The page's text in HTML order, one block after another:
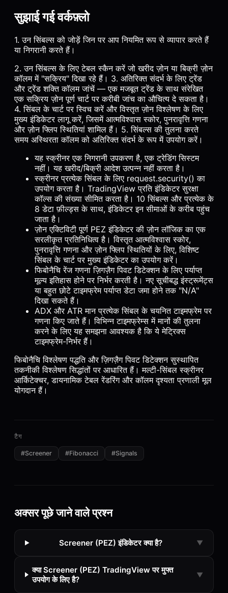
सुझाई गई वर्कफ़्लो
1. उन सिंबल्स को जोड़ें जिन पर आप नियमित रूप से व्यापार करते हैं
या निगरानी करते हैं।
2. उन सिंबल्स के लिए टेबल स्कैन करें जो खरीद ज़ोन या बिक्री ज़ोन
कॉलम में "सक्रिय" दिखा रहे हैं। 3. अतिरिक्त संदर्भ के लिए ट्रेंड
और ट्रेंड शक्ति कॉलम जांचें — एक मजबूत ट्रेंड के साथ संरेखित
एक सक्रिय ज़ोन पूर्ण चार्ट पर करीबी जांच का औचित्य दे सकता है।
4. सिंबल के चार्ट पर स्विच करें और विस्तृत ज़ोन विश्लेषण के लिए
मुख्य इंडिकेटर लागू करें, जिसमें आत्मविश्वास स्कोर, पुनरावृत्ति गणना
और ज़ोन फ्लिप स्थितियां शामिल हैं। 5. सिंबल्स की तुलना करते
समय अस्थिरता कॉलम को अतिरिक्त संदर्भ के रूप में उपयोग करें।
यह स्क्रीनर एक निगरानी उपकरण है, एक ट्रेडिंग सिस्टम
नहीं। यह खरीद/बिक्री आदेश उत्पन्न नहीं करता है।
स्क्रीनर प्रत्येक सिंबल के लिए request.security() का
उपयोग करता है। TradingView प्रति इंडिकेटर सुरक्षा
कॉल्स की संख्या सीमित करता है। 10 सिंबल्स और प्रत्येक के
8 डेटा फ़ील्ड्स के साथ, इंडिकेटर इन सीमाओं के करीब पहुंच
जाता है।
ज़ोन एक्टिविटी पूर्ण PEZ इंडिकेटर की ज़ोन लॉजिक का एक
सरलीकृत प्रतिनिधित्व है। विस्तृत आत्मविश्वास स्कोर,
पुनरावृत्ति गणना और ज़ोन फ्लिप स्थितियों के लिए, विशिष्ट
सिंबल के चार्ट पर मुख्य इंडिकेटर का उपयोग करें।
फिबोनैचि रेंज गणना ज़िगज़ैग पिवट डिटेक्शन के लिए पर्याप्त
मूल्य इतिहास होने पर निर्भर करती है। नए सूचीबद्ध इंस्ट्रूमेंट्स
या बहुत छोटे टाइमफ्रेम पर्याप्त डेटा जमा होने तक "N/A"
दिखा सकते हैं।
ADX और ATR मान प्रत्येक सिंबल के चयनित टाइमफ्रेम पर
गणना किए जाते हैं। विभिन्न टाइमफ्रेम्स में मानों की तुलना
करने के लिए यह समझना आवश्यक है कि ये मेट्रिक्स
टाइमफ्रेम-निर्भर हैं।
फिबोनैचि विश्लेषण पद्धति और ज़िगज़ैग पिवट डिटेक्शन सुस्थापित
तकनीकी विश्लेषण सिद्धांतों पर आधारित हैं। मल्टी-सिंबल स्क्रीनर
आर्किटेक्चर, डायनामिक टेबल रेंडरिंग और कॉलम दृश्यता प्रणाली मूल
योगदान हैं।
टैग
#Screener #Fibonacci #Signals
अक्सर पूछे जाने वाले प्रश्न
Screener (PEZ) इंडिकेटर क्या है? ▼
क्या Screener (PEZ) TradingView पर मुफ्त
उपयोग के लिए है?
▼